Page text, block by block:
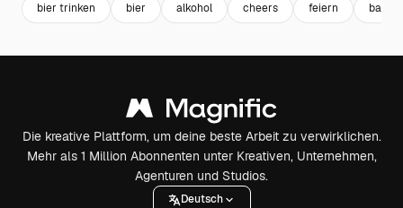
bier trinken bier alkohol cheers feiern bar
Die kreative Plattform, um deine beste Arbeit zu verwirklichen.
Mehr als 1 Million Abonnenten unter Kreativen, Unternehmen,
Agenturen und Studios.
Deutsch